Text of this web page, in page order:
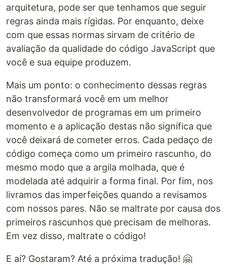
arquitetura, pode ser que tenhamos que seguir
regras ainda mais rígidas. Por enquanto, deixe
com que essas normas sirvam de critério de
avaliação da qualidade do código JavaScript que
você e sua equipe produzem.
Mais um ponto: o conhecimento dessas regras
não transformará você em um melhor
desenvolvedor de programas em um primeiro
momento e a aplicação destas não significa que
você deixará de cometer erros. Cada pedaço de
código começa como um primeiro rascunho, do
mesmo modo que a argila molhada, que é
modelada até adquirir a forma final. Por fim, nos
livramos das imperfeições quando a revisamos
com nossos pares. Não se maltrate por causa dos
primeiros rascunhos que precisam de melhoras.
Em vez disso, maltrate o código!
E aí? Gostaram? Até a próxima tradução! 🤗